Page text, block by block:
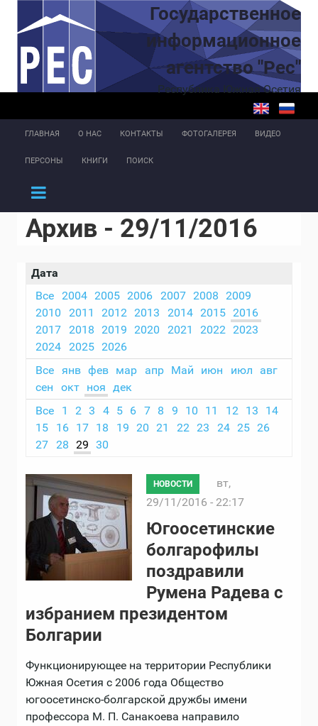
Перейти к основному содержаниюГосударственное
информационное
агентство "Рес"
Республика Южная Осетия
ГЛАВНАЯ О НАС КОНТАКТЫ ФОТОГАЛЕРЕЯ ВИДЕО
ПЕРСОНЫ КНИГИ ПОИСК
Архив - 29/11/2016
Дата
Все
2004 2005 2006 2007 2008
2009
2010
2011 2012 2013 2014 2015 2016
2017
2018 2019 2020 2021 2022 2023
2024
2025
2026
Все янв фев мар апр Май июн июл
авг
сен
окт ноя дек
Все
1 2 3 4 5 6 7 8 9 10 11 12 13
14
15
16 17 18 19 20 21 22 23 24 25 26
27
28 29 30
НОВОСТИ
вт,
29/11/2016 - 22:17
Югоосетинские
болгарофилы
поздравили
Румена Радева с
избранием президентом
Болгарии
Функционирующее на территории Республики
Южная Осетия с 2006 года Общество
югоосетинско-болгарской дружбы имени
профессора М. П. Санакоева направило